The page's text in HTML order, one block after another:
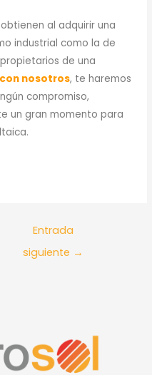
al adquirir una
industrial como la de
de una
nosotros, te haremos
compromiso,
un gran momento para
Entrada
siguiente →